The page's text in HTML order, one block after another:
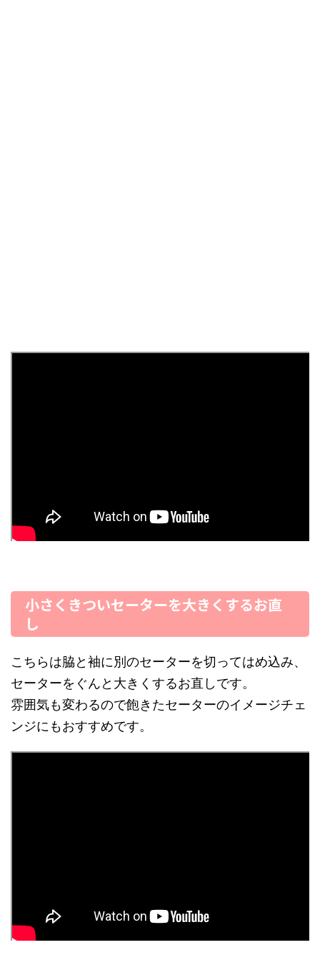
小さくきついセーターを大きくするお直
し
こちらは脇と袖に別のセーターを切ってはめ込み、
セーターをぐんと大きくするお直しです。
雰囲気も変わるので飽きたセーターのイメージチェ
ンジにもおすすめです。